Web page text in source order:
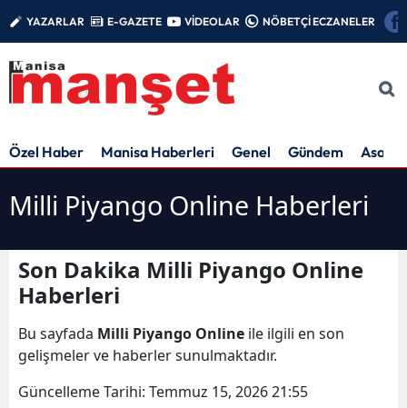
YAZARLAR E-GAZETE VİDEOLAR NÖBETÇİ ECZANELER
Özel Haber Manisa Haberleri Genel Gündem Asayiş
Milli Piyango Online Haberleri
Son Dakika Milli Piyango Online
Haberleri
Bu sayfada Milli Piyango Online ile ilgili en son
gelişmeler ve haberler sunulmaktadır.
Güncelleme Tarihi: Temmuz 15, 2026 21:55